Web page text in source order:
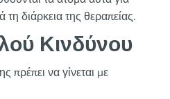
τη διάρκεια της θεραπείας.
Κινδύνου
πρέπει να γίνεται με